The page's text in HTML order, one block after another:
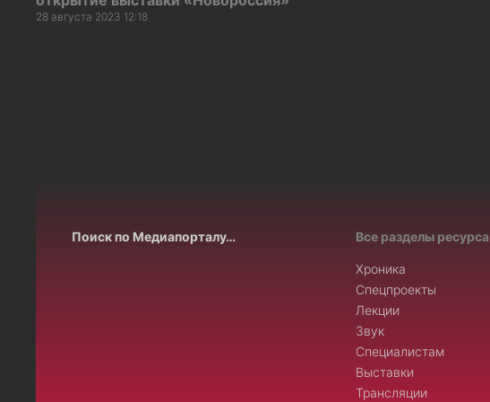
28 августа 2023 12:18
Поиск по Медиапорталу… Все разделы ресурса
Хроника
Спецпроекты
Лекции
Звук
Специалистам
Выставки
Трансляции